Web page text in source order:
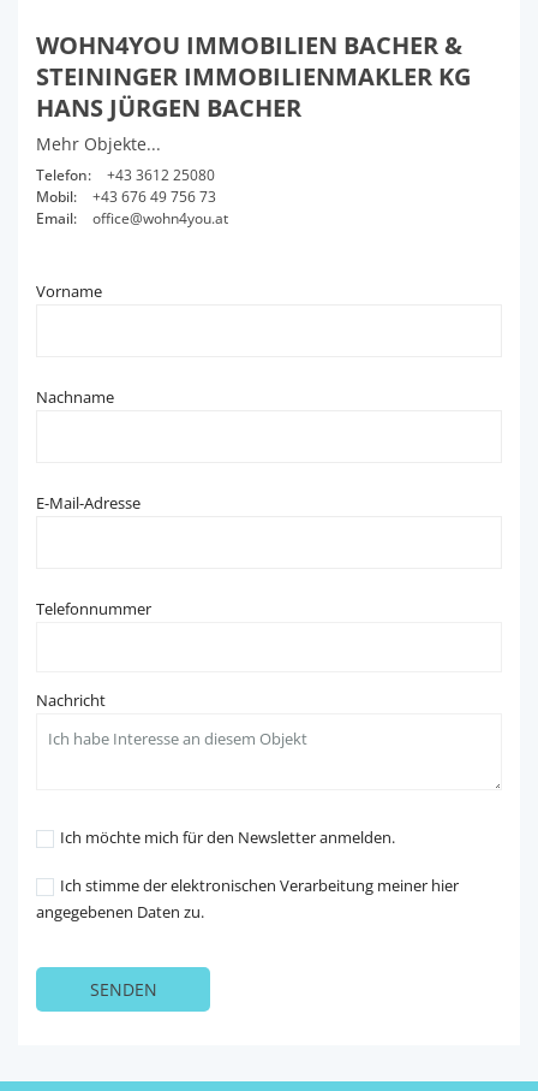
WOHN4YOU IMMOBILIEN BACHER &
STEININGER IMMOBILIENMAKLER KG
HANS JÜRGEN BACHER
Mehr Objekte...
Telefon:
+43 3612 25080
Mobil:
+43 676 49 756 73
Email:
office@wohn4you.at
Vorname
Nachname
E-Mail-Adresse
Telefonnummer
Nachricht
Ich möchte mich für den Newsletter anmelden.
Ich stimme der elektronischen Verarbeitung meiner hier
angegebenen Daten zu.